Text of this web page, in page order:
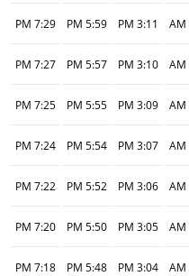
3:11 PM
5:59 PM
7:29 PM
3:10 PM
5:57 PM
7:27 PM
3:09 PM
5:55 PM
7:25 PM
3:07 PM
5:54 PM
7:24 PM
3:06 PM
5:52 PM
7:22 PM
3:05 PM
5:50 PM
7:20 PM
3:04 PM
5:48 PM
7:18 PM